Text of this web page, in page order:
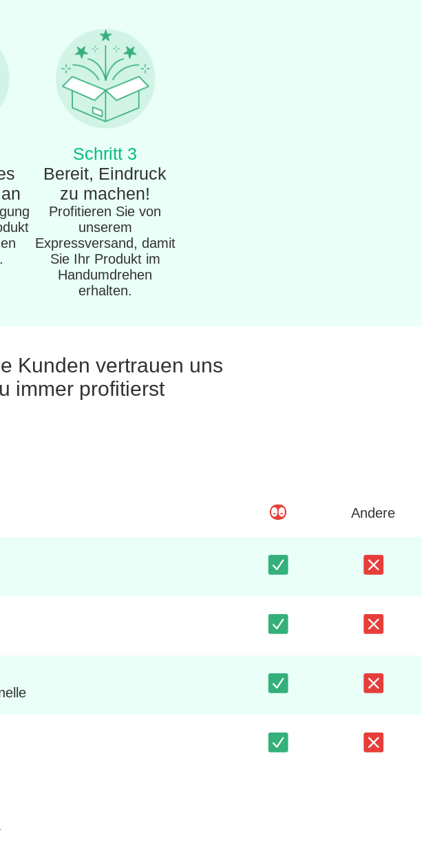
Schritt 3
Bereit, Eindruck
zu machen!
Profitieren Sie von
unserem
Expressversand, damit
Sie Ihr Produkt im
Handumdrehen
erhalten.
Kunden vertrauen uns
immer profitierst
Andere